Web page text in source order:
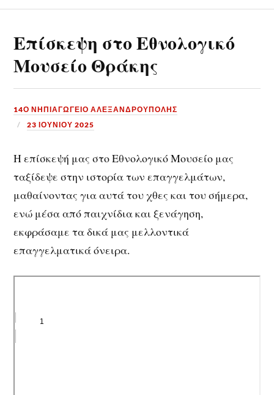
Επίσκεψη στο Εθνολογικό
Μουσείο Θράκης
14Ο ΝΗΠΙΑΓΩΓΕΙΟ ΑΛΕΞΑΝΔΡΟΥΠΟΛΗΣ
23 ΙΟΥΝΊΟΥ 2025
Η επίσκεψή μας στο Εθνολογικό Μουσείο μας
ταξίδεψε στην ιστορία των επαγγελμάτων,
μαθαίνοντας για αυτά του χθες και του σήμερα,
ενώ μέσα από παιχνίδια και ξενάγηση,
εκφράσαμε τα δικά μας μελλοντικά
επαγγελματικά όνειρα.